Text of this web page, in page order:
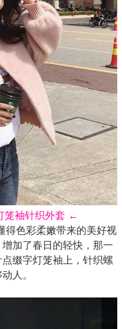
袖针织外套 ←
色彩柔嫩带来的美好视
加了春日的轻快，那一
点缀字灯笼袖上，针织螺
人。